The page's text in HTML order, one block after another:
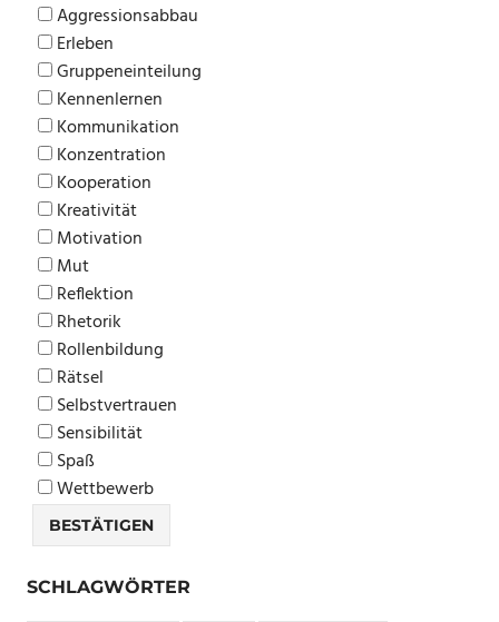
Aggressionsabbau
Erleben
Gruppeneinteilung
Kennenlernen
Kommunikation
Konzentration
Kooperation
Kreativität
Motivation
Mut
Reflektion
Rhetorik
Rollenbildung
Rätsel
Selbstvertrauen
Sensibilität
Spaß
Wettbewerb
SCHLAGWÖRTER